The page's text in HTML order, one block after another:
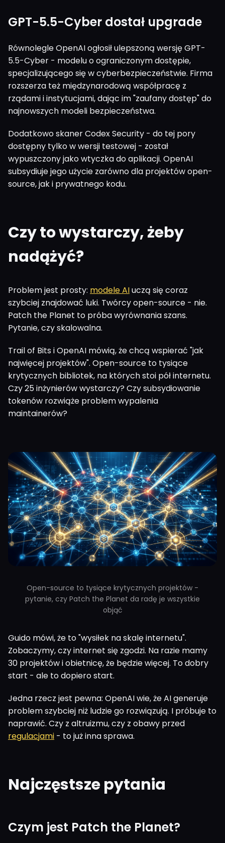
GPT-5.5-Cyber dostał upgrade
Równolegle OpenAI ogłosił ulepszoną wersję GPT-
5.5-Cyber - modelu o ograniczonym dostępie,
specjalizującego się w cyberbezpieczeństwie. Firma
rozszerza też międzynarodową współpracę z
rządami i instytucjami, dając im "zaufany dostęp" do
najnowszych modeli bezpieczeństwa.
Dodatkowo skaner Codex Security - do tej pory
dostępny tylko w wersji testowej - został
wypuszczony jako wtyczka do aplikacji. OpenAI
subsydiuje jego użycie zarówno dla projektów open-
source, jak i prywatnego kodu.
Czy to wystarczy, żeby
nadążyć?
Problem jest prosty: modele AIuczą się coraz
szybciej znajdować luki. Twórcy open-source - nie.
Patch the Planet to próba wyrównania szans.
Pytanie, czy skalowalna.
Trail of Bits i OpenAI mówią, że chcą wspierać "jak
najwięcej projektów". Open-source to tysiące
krytycznych bibliotek, na których stoi pół internetu.
Czy 25 inżynierów wystarczy? Czy subsydiowanie
tokenów rozwiąże problem wypalenia
maintainerów?
Open-source to tysiące krytycznych projektów -
pytanie, czy Patch the Planet da radę je wszystkie
objąć
Guido mówi, że to "wysiłek na skalę internetu".
Zobaczymy, czy internet się zgodzi. Na razie mamy
30 projektów i obietnicę, że będzie więcej. To dobry
start - ale to dopiero start.
Jedna rzecz jest pewna: OpenAI wie, że AI generuje
problem szybciej niż ludzie go rozwiązują. I próbuje to
naprawić. Czy z altruizmu, czy z obawy przed
regulacjami - to już inna sprawa.
Najczęstsze pytania
Czym jest Patch the Planet?